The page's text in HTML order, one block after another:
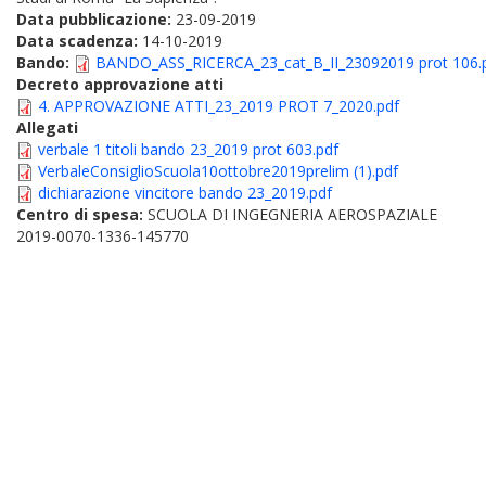
Data pubblicazione: 23-09-2019
Data scadenza: 14-10-2019
Bando:
BANDO_ASS_RICERCA_23_cat_B_II_23092019 prot
Decreto approvazione atti
4. APPROVAZIONE ATTI_23_2019 PROT 7_2020.pdf
Allegati
verbale 1 titoli bando 23_2019 prot 603.pdf
VerbaleConsiglioScuola10ottobre2019prelim (1).pdf
dichiarazione vincitore bando 23_2019.pdf
Centro di spesa: SCUOLA DI INGEGNERIA AEROSPAZIALE
2019-0070-1336-145770